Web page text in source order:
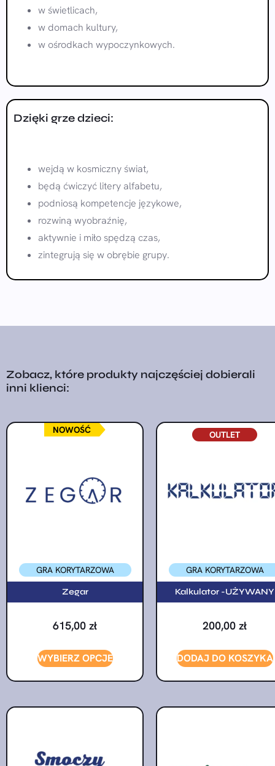
w świetlicach,
w domach kultury,
w ośrodkach wypoczynkowych.
Dzięki grze dzieci:
wejdą w kosmiczny świat,
będą ćwiczyć litery alfabetu,
podniosą kompetencje językowe,
rozwiną wyobraźnię,
aktywnie i miło spędzą czas,
zintegrują się w obrębie grupy.
Zobacz, które produkty najczęściej dobierali
inni klienci:
NOWOŚĆ
GRA KORYTARZOWA
Zegar
615,00 zł
WYBIERZ OPCJE
OUTLET
GRA KORYTARZOWA
Kalkulator -UŻYWANY
200,00 zł
DODAJ DO KOSZYKA